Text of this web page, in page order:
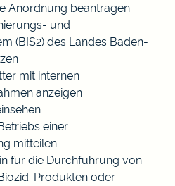
Anordnung beantragen
und
(BIS2) des Landes Baden-
mit internen
anzeigen
einer
mitteilen
für die Durchführung von
Produkten oder